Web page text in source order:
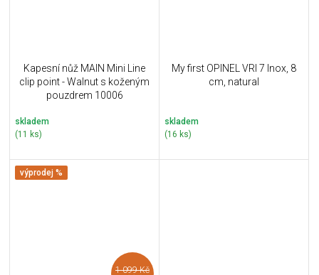
Kapesní nůž MAIN Mini Line
clip point - Walnut s koženým
pouzdrem 10006
skladem
(11 ks)
My first OPINEL VRI 7 Inox, 8
cm, natural
skladem
(16 ks)
výprodej %
1 099 Kč